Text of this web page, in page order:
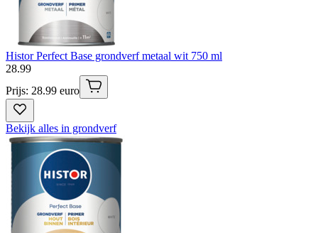
Histor Perfect Base grondverf metaal wit 750 ml
28.99
Prijs: 28.99 euro
Bekijk alles in grondverf